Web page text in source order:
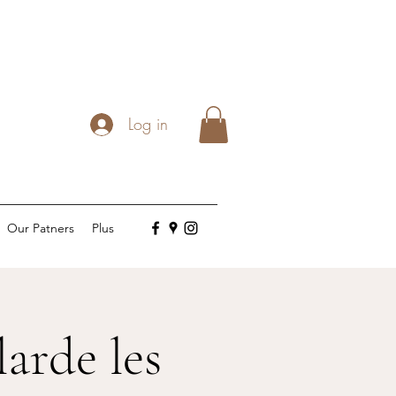
Log in
Our Patners Plus
les